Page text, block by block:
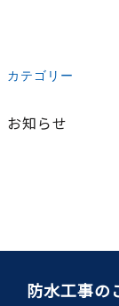
カテゴリー
お知らせ
防水工事の